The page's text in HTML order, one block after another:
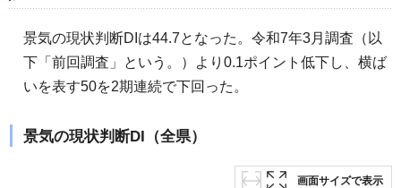
景気の現状判断DIは44.7となった。令和7年3月調査（以
下「前回調査」という。）より0.1ポイント低下し、横ば
いを表す50を2期連続で下回った。
景気の現状判断DI（全県）
画面サイズで表示